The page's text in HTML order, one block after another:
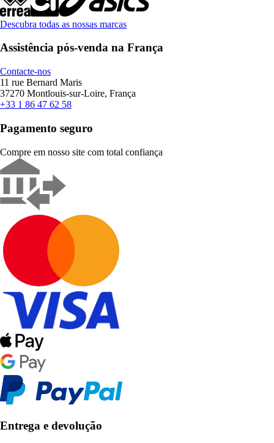
Descubra todas as nossas marcas
Assistência pós-venda na França
Contacte-nos
11 rue Bernard Maris
37270 Montlouis-sur-Loire, França
+33 1 86 47 62 58
Pagamento seguro
Compre em nosso site com total confiança
Entrega e devolução